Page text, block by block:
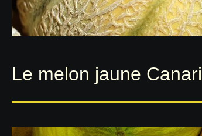
Le melon jaune Canari